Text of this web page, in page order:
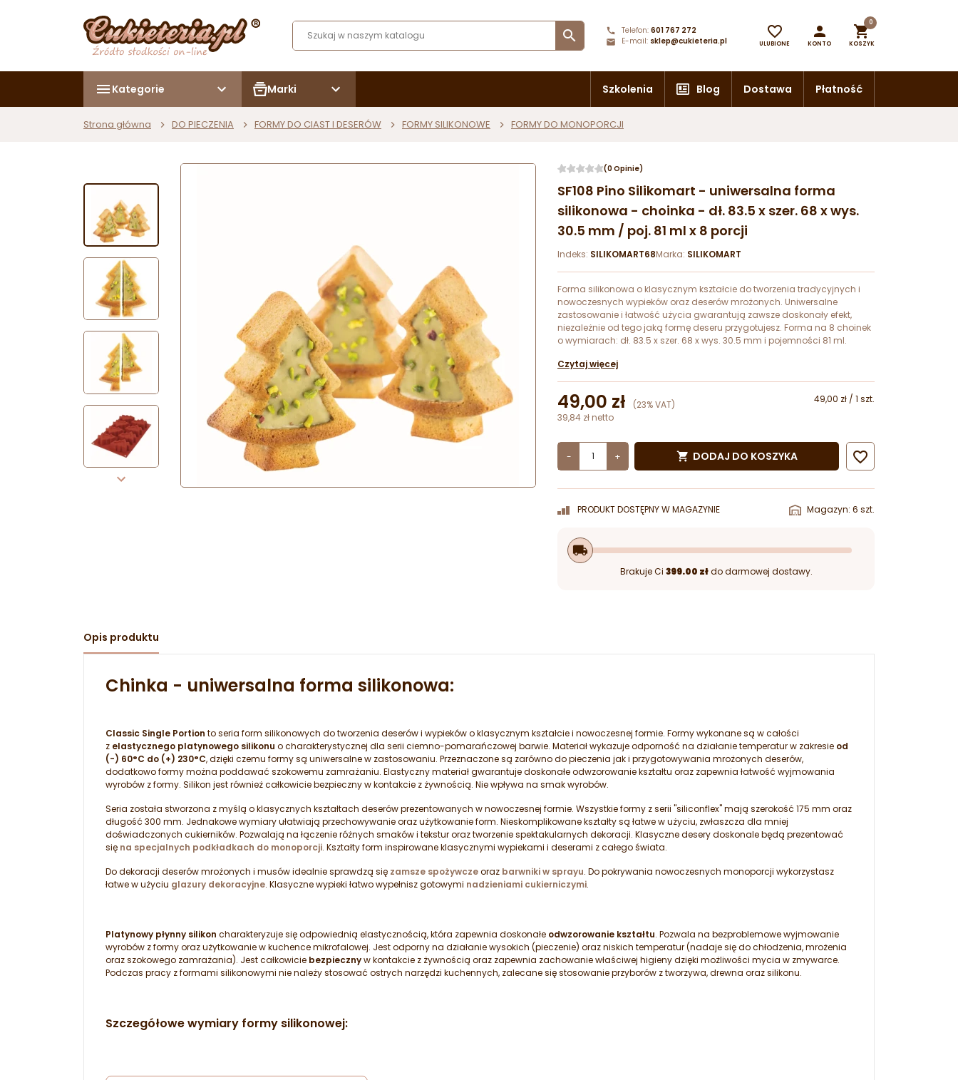
 Telefon: 601 767 272
E-mail: sklep@cukieteria.pl

ULUBIONE

KONTO

0
KOSZYK
Kategorie Marki Szkolenia Blog Dostawa Płatność
Strona główna DO PIECZENIA FORMY DO CIAST I DESERÓW FORMY SILIKONOWE FORMY DO MONOPORCJI
(0 Opinie)
SF108 Pino Silikomart - uniwersalna forma
silikonowa - choinka - dł. 83.5 x szer. 68 x wys.
30.5 mm / poj. 81 ml x 8 porcji
Indeks: SILIKOMART68Marka: SILIKOMART
Forma silikonowa o klasycznym kształcie do tworzenia tradycyjnych i
nowoczesnych wypieków oraz deserów mrożonych. Uniwersalne
zastosowanie i łatwość użycia gwarantują zawsze doskonały efekt,
niezależnie od tego jaką formę deseru przygotujesz. Forma na 8 choinek
o wymiarach: dł. 83.5 x szer. 68 x wys. 30.5 mm i pojemności 81 ml.
Czytaj więcej
49,00 zł (23% VAT)
49,00 zł / 1 szt.
39,84 zł netto
- +  DODAJ DO KOSZYKA 
PRODUKT DOSTĘPNY W MAGAZYNIE Magazyn: 6 szt.
local_shipping
Brakuje Ci 399.00 złdo darmowej dostawy.
Opis produktu
Chinka - uniwersalna forma silikonowa:
Classic Single Portion to seria form silikonowych do tworzenia deserów i wypieków o klasycznym kształcie i nowoczesnej formie. Formy wykonane są w całości
z elastycznego platynowego silikonu o charakterystycznej dla serii ciemno-pomarańczowej barwie. Materiał wykazuje odporność na działanie temperatur w zakresie od
(-) 60°C do (+) 230°C, dzięki czemu formy są uniwersalne w zastosowaniu. Przeznaczone są zarówno do pieczenia jak i przygotowywania mrożonych deserów,
dodatkowo formy można poddawać szokowemu zamrażaniu. Elastyczny materiał gwarantuje doskonałe odwzorowanie kształtu oraz zapewnia łatwość wyjmowania
wyrobów z formy. Silikon jest również całkowicie bezpieczny w kontakcie z żywnością. Nie wpływa na smak wyrobów.
Seria została stworzona z myślą o klasycznych kształtach deserów prezentowanych w nowoczesnej formie. Wszystkie formy z serii "siliconflex" mają szerokość 175 mm oraz
długość 300 mm. Jednakowe wymiary ułatwiają przechowywanie oraz użytkowanie form. Nieskomplikowane kształty są łatwe w użyciu, zwłaszcza dla mniej
doświadczonych cukierników. Pozwalają na łączenie różnych smaków i tekstur oraz tworzenie spektakularnych dekoracji. Klasyczne desery doskonale będą prezentować
się na specjalnych podkładkach do monoporcji. Kształty form inspirowane klasycznymi wypiekami i deserami z całego świata.
Do dekoracji deserów mrożonych i musów idealnie sprawdzą się zamsze spożywczeoraz barwniki w sprayu. Do pokrywania nowoczesnych monoporcji wykorzystasz
łatwe w użyciu glazury dekoracyjne. Klasyczne wypieki łatwo wypełnisz gotowymi nadzieniami cukierniczymi.
Platynowy płynny silikon charakteryzuje się odpowiednią elastycznością, która zapewnia doskonałe odwzorowanie kształtu. Pozwala na bezproblemowe wyjmowanie
wyrobów z formy oraz użytkowanie w kuchence mikrofalowej. Jest odporny na działanie wysokich (pieczenie) oraz niskich temperatur (nadaje się do chłodzenia, mrożenia
oraz szokowego zamrażania). Jest całkowicie bezpiecznyw kontakcie z żywnością oraz zapewnia zachowanie właściwej higieny dzięki możliwości mycia w zmywarce.
Podczas pracy z formami silikonowymi nie należy stosować ostrych narzędzi kuchennych, zalecane się stosowanie przyborów z tworzywa, drewna oraz silikonu.
Szczegółowe wymiary formy silikonowej: